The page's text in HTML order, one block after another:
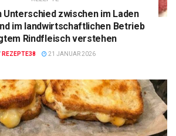
Unterschied zwischen im Laden
im landwirtschaftlichen Betrieb
Rindfleisch verstehen
REZEPTE38 21 JANUAR 2026